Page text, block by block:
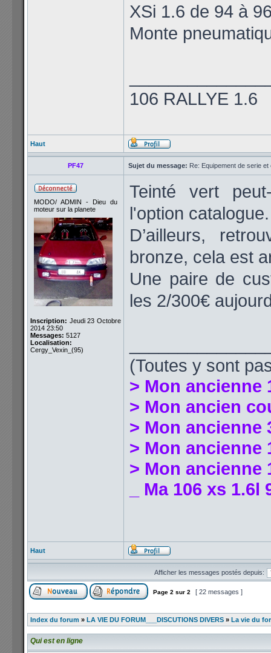
XSi 1.6 de 94 à
Monte
106 RALLYE 1.6
Haut
PF47 Sujet du message: Re: Equipement de serie
MODO/ ADMIN - Dieu du
moteur sur la planete
Inscription: Jeudi 23 Octobre
2014 23:50
Messages: 5127
Localisation:
Cergy_Vexin_(95)
Teinté vert
l'option catalogue.
D’ailleurs,
bronze, cela est
Une paire de
les 2/300€
(Toutes y sont
> Mon ancienne
> Mon ancien
> Mon ancienne
> Mon ancienne
> Mon ancienne
_ Ma 106 xs 1.6l
Haut
Afficher les messages postés depuis:
Page 2 sur 2 [ 22 messages ]
Index du forum » LA VIE DU FORUM___DISCUTIONS DIVERS » La vie du
Qui est en ligne